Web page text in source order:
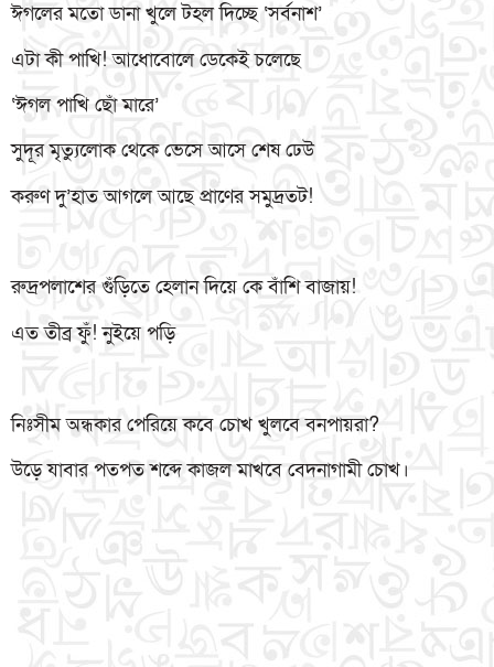
ঈগলের মতো ডানা খুলে টহল দিচ্ছে ‘সর্বনাশ’
এটা কী পাখি! আধোবোলে ডেকেই চলেছে
‘ঈগল পাখি ছোঁ মারে’
সুদূর মৃত্যুলোক থেকে ভেসে আসে শেষ ঢেউ
করুণ দু’হাত আগলে আছে প্রাণের সমুদ্রতট!
রুদ্রপলাশের গুঁড়িতে হেলান দিয়ে কে বাঁশি বাজায়!
এত তীব্র ফুঁ! নুইয়ে পড়ি
নিঃসীম অন্ধকার পেরিয়ে কবে চোখ খুলবে বনপায়রা?
উড়ে যাবার পতপত শব্দে কাজল মাখবে বেদনাগামী চোখ।